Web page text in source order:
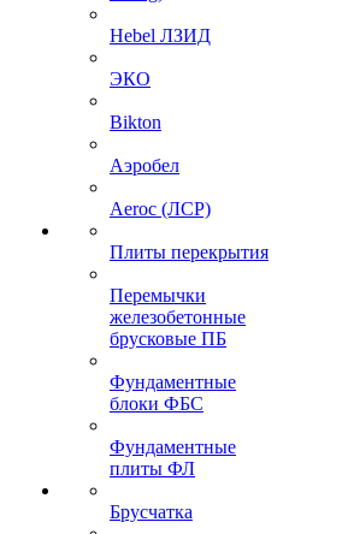
Hebel ЛЗИД
ЭКО
Bikton
Аэробел
Aeroc (ЛСР)
Плиты перекрытия
Перемычки
железобетонные
брусковые ПБ
Фундаментные
блоки ФБС
Фундаментные
плиты ФЛ
Брусчатка